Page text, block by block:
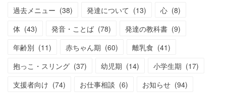
過去メニュー (38) 発達について (13) 心 (8)
体 (43) 発音・ことば (78) 発達の教科書 (9)
年齢別 (11) 赤ちゃん期 (60) 離乳食 (41)
抱っこ・スリング (37) 幼児期 (14) 小学生期 (17)
支援者向け (74) お仕事相談 (6) お知らせ (94)